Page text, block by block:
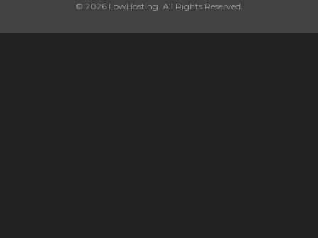
© 2026 LowHosting. All Rights Reserved.